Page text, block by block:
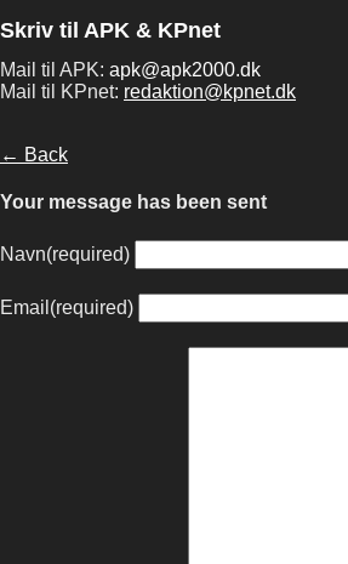
Skriv til APK & KPnet
Mail til APK: apk@apk2000.dk
Mail til KPnet: redaktion@kpnet.dk
← Back
Your message has been sent
Navn(required)
Email (required)